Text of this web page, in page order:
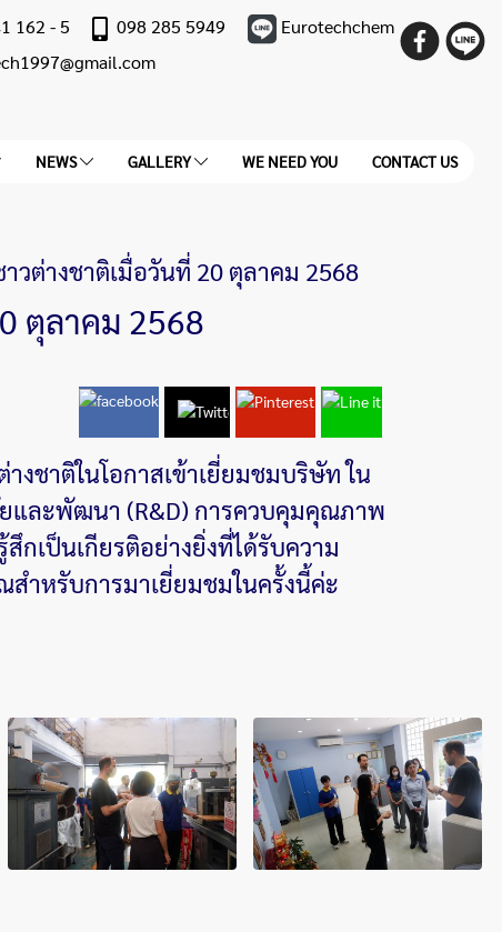
162 - 5 098 285 5949
Eurotechchem
NEWS GALLERY WE NEED YOU CONTACT US
ต่างชาติเมื่อวันที่ 20 ตุลาคม 2568
ตุลาคม 2568
งชาติในโอกาสเข้าเยี่ยมชมบริษัท ใน
และพัฒนา (R&D) การควบคุมคุณภาพ
กเป็นเกียรติอย่างยิ่งที่ได้รับความ
สำหรับการมาเยี่ยมชมในครั้งนี้ค่ะ